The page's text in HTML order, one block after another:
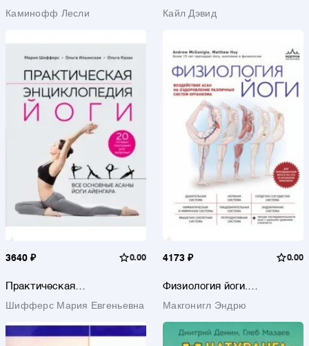
Каминофф Лесли
практикующих и
Кайл Дэвид
3640 ₽ 0.00
Практическая
Шифферс Мария Евгеньевна
4173 ₽ 0.00
Физиология йоги.
оздоровление различных
Макгонигл Эндрю